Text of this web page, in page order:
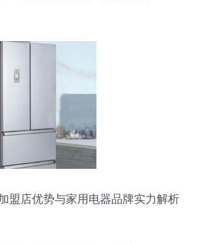
盟店优势与家用电器品牌实力解析